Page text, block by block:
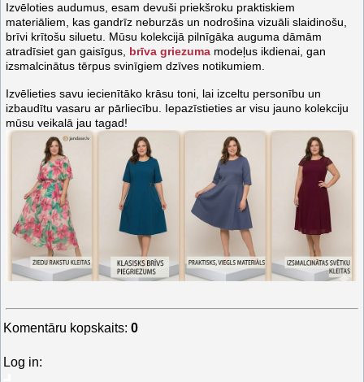
Izvēloties audumus, esam devuši priekšroku praktiskiem
materiāliem, kas gandrīz neburzās un nodrošina vizuāli slaidinošu,
brīvi krītošu siluetu. Mūsu kolekcijā pilnīgāka auguma dāmām
atradīsiet gan gaisīgus, brīva griezuma modeļus ikdienai, gan
izsmalcinātus tērpus svinīgiem dzīves notikumiem.
Izvēlieties savu iecienītāko krāsu toni, lai izceltu personību un
izbaudītu vasaru ar pārliecību. Iepazīstieties ar visu jauno kolekciju
mūsu veikalā jau tagad!
Komentāru kopskaits: 0
Log in: